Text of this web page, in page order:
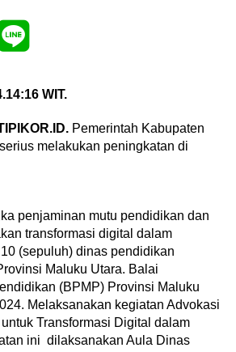
WIT.
Pemerintah Kabupaten
melakukan peningkatan di
penjaminan mutu pendidikan dan
transformasi digital dalam
(sepuluh) dinas pendidikan
Maluku Utara. Balai
(BPMP) Provinsi Maluku
Melaksanakan kegiatan Advokasi
Transformasi Digital dalam
ini dilaksanakan Aula Dinas